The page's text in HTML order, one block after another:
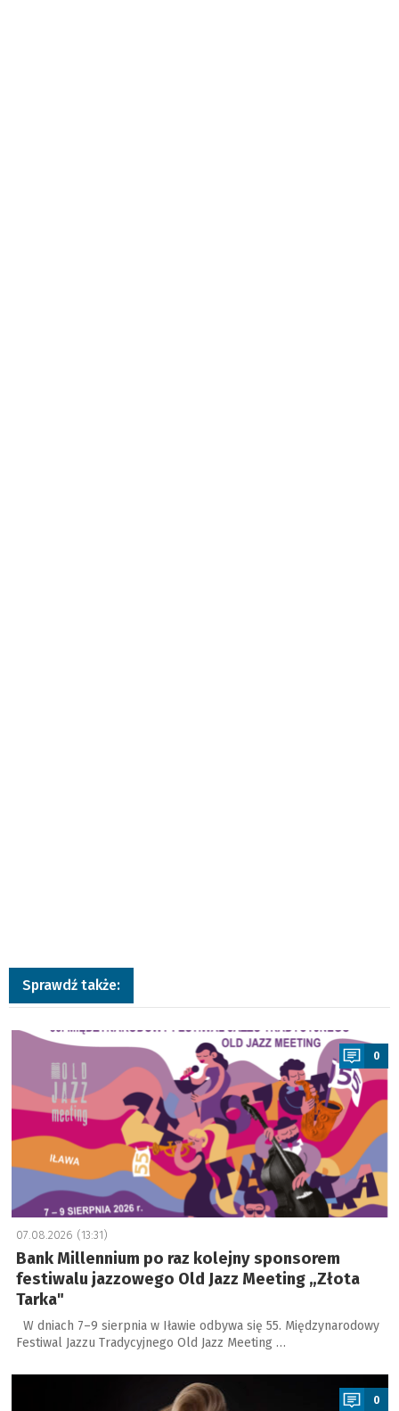
Sprawdź także:
a
0
07.08.2026 (13:31)
Bank Millennium po raz kolejny sponsorem
festiwalu jazzowego Old Jazz Meeting „Złota
Tarka"
W dniach 7–9 sierpnia w Iławie odbywa się 55. Międzynarodowy
Festiwal Jazzu Tradycyjnego Old Jazz Meeting …
a
0